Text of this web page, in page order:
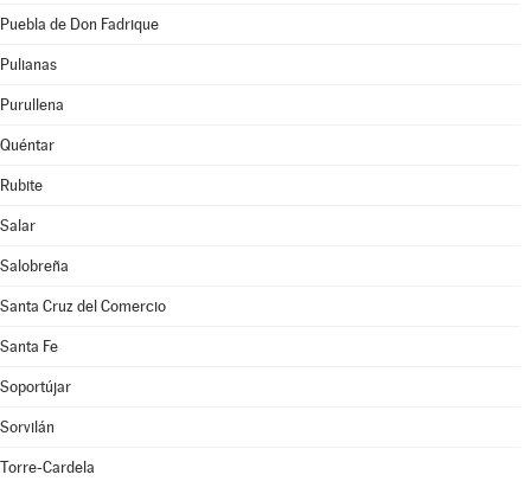
Puebla de Don Fadrique
Pulianas
Purullena
Quéntar
Rubite
Salar
Salobreña
Santa Cruz del Comercio
Santa Fe
Soportújar
Sorvilán
Torre-Cardela